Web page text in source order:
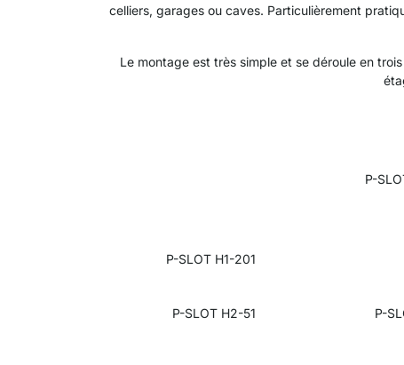
celliers, garages ou caves. Particulièrement
Le montage est très simple et se déroule en
P-
P-SLOT H1-201
P-SLOT H2-51 P-